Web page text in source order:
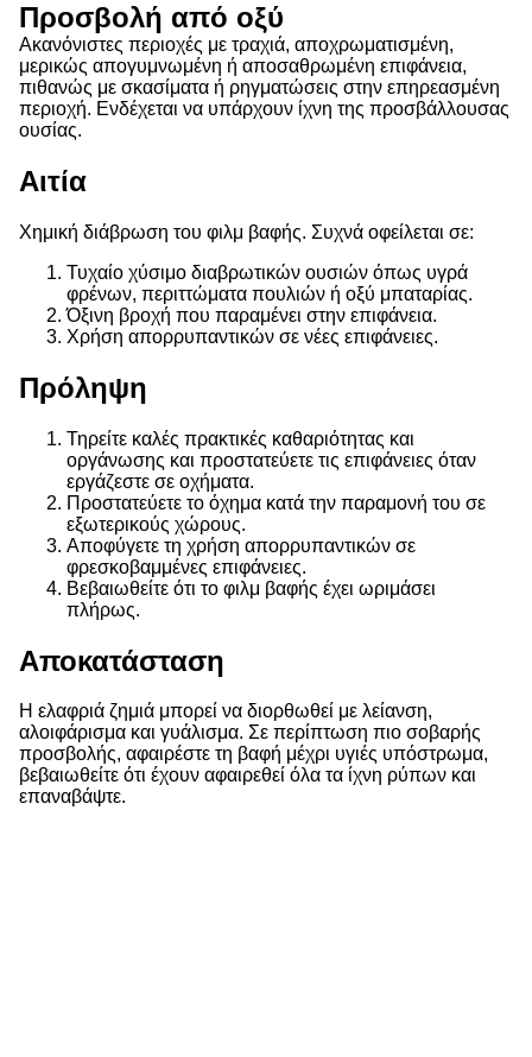
Προσβολή από οξύ
Ακανόνιστες περιοχές με τραχιά, αποχρωματισμένη,
μερικώς απογυμνωμένη ή αποσαθρωμένη επιφάνεια,
πιθανώς με σκασίματα ή ρηγματώσεις στην επηρεασμένη
περιοχή. Ενδέχεται να υπάρχουν ίχνη της προσβάλλουσας
ουσίας.
Αιτία
Χημική διάβρωση του φιλμ βαφής. Συχνά οφείλεται σε:
Τυχαίο χύσιμο διαβρωτικών ουσιών όπως υγρά
φρένων, περιττώματα πουλιών ή οξύ μπαταρίας.
Όξινη βροχή που παραμένει στην επιφάνεια.
Χρήση απορρυπαντικών σε νέες επιφάνειες.
Πρόληψη
Τηρείτε καλές πρακτικές καθαριότητας και
οργάνωσης και προστατεύετε τις επιφάνειες όταν
εργάζεστε σε οχήματα.
Προστατεύετε το όχημα κατά την παραμονή του σε
εξωτερικούς χώρους.
Αποφύγετε τη χρήση απορρυπαντικών σε
φρεσκοβαμμένες επιφάνειες.
Βεβαιωθείτε ότι το φιλμ βαφής έχει ωριμάσει
πλήρως.
Αποκατάσταση
Η ελαφριά ζημιά μπορεί να διορθωθεί με λείανση,
αλοιφάρισμα και γυάλισμα. Σε περίπτωση πιο σοβαρής
προσβολής, αφαιρέστε τη βαφή μέχρι υγιές υπόστρωμα,
βεβαιωθείτε ότι έχουν αφαιρεθεί όλα τα ίχνη ρύπων και
επαναβάψτε.